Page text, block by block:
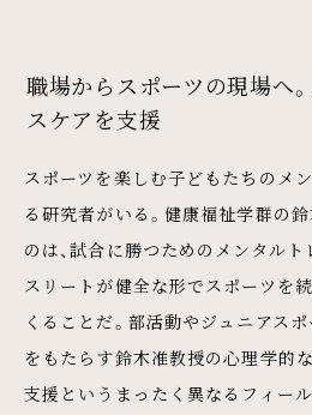
職場からスポーツの現場へ
スケアを支援
スポーツを楽しむ子どもたちのメ
る研究者がいる。健康福祉学群の
のは、試合に勝つためのメンタル
スリートが健全な形でスポーツを
くることだ。部活動やジュニアス
をもたらす鈴木准教授の心理学的
支援というまったく異なるフィー